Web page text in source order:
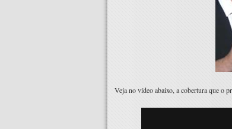
Veja no vídeo abaixo, a cobertura que o